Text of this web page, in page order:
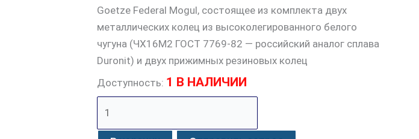
Goetze Federal Mogul, состоящее из комплекта двух
металлических колец из высоколегированного белого
чугуна (ЧХ16М2 ГОСТ 7769-82 — российский аналог сплава
Duronit) и двух прижимных резиновых колец
Доступность: 1 В НАЛИЧИИ